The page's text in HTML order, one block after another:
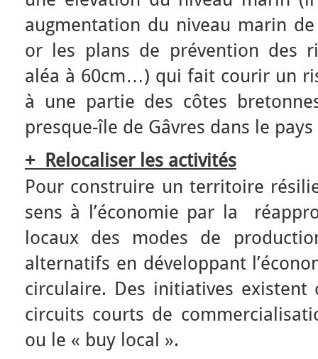
augmentation du niveau marin
or les plans de prévention des
aléa à 60cm…) qui fait courir un
à une partie des côtes
presque-île de Gâvres dans le
+ Relocaliser les activités
Pour construire un territoire
sens à l’économie par la
locaux des modes de
alternatifs en développant
circulaire. Des initiatives existent
circuits courts de
ou le « buy local ».